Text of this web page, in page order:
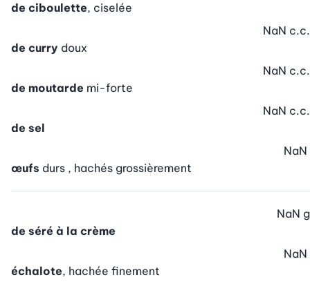
de ciboulette, ciselée
de curry doux
NaN c.c.
de moutarde mi-forte
NaN c.c.
de sel
NaN c.c.
œufs durs , hachés grossièrement
NaN
de séré à la crème
NaN g
échalote, hachée finement
NaN